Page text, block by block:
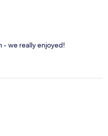
- we really enjoyed!